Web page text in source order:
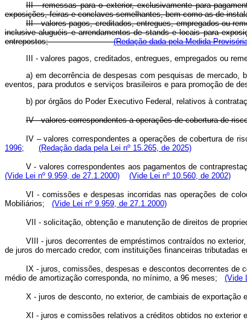
III - remessas para o exterior, exclusivamente para
exposições, feiras e conclaves semelhantes, bem como as de
III - valores pagos, creditados, entregues, empregados ou
inclusive aluguéis e arrendamentos de stands e locais para
entrepostos;
(Redação dada pela Medida
III - valores pagos, creditados, entregues, empregados ou
a) em decorrência de despesas com pesquisas de mercado,
eventos, para produtos e serviços brasileiros e para promoção de
b) por órgãos do Poder Executivo Federal, relativos à
IV - valores correspondentes a operações de cobertura de
IV – valores correspondentes a operações de cobertura de
1996;
(Redação dada pela Lei nº 15.265, de 2025)
V - valores correspondentes aos pagamentos de
(Vide Lei nº 9.959, de 27.1.2000)
(Vide Lei nº 10.560, de 2002)
VI - comissões e despesas incorridas nas operações de
Mobiliários; (Vide Lei nº 9.959, de 27.1.2000)
VII - solicitação, obtenção e manutenção de direitos de
VIII - juros decorrentes de empréstimos contraídos no
de juros do mercado credor, com instituições financeiras
IX - juros, comissões, despesas e descontos decorrentes de
médio de amortização corresponda, no mínimo, a 96 meses; (Vide
X - juros de desconto, no exterior, de cambiais de
XI - juros e comissões relativos a créditos obtidos no